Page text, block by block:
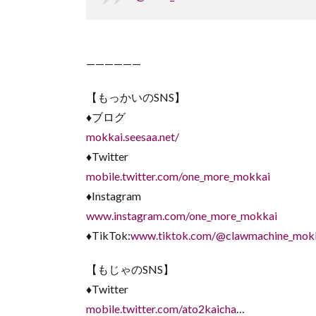
——————
【もっかいのSNS】
♦︎ブログ
mokkai.seesaa.net/
♦︎Twitter
mobile.twitter.com/one_more_mokkai
♦︎Instagram
www.instagram.com/one_more_mokkai
♦︎TikTok:www.tiktok.com/
【もじゃのSNS】
♦︎Twitter
mobile.twitter.com/ato2kaicha